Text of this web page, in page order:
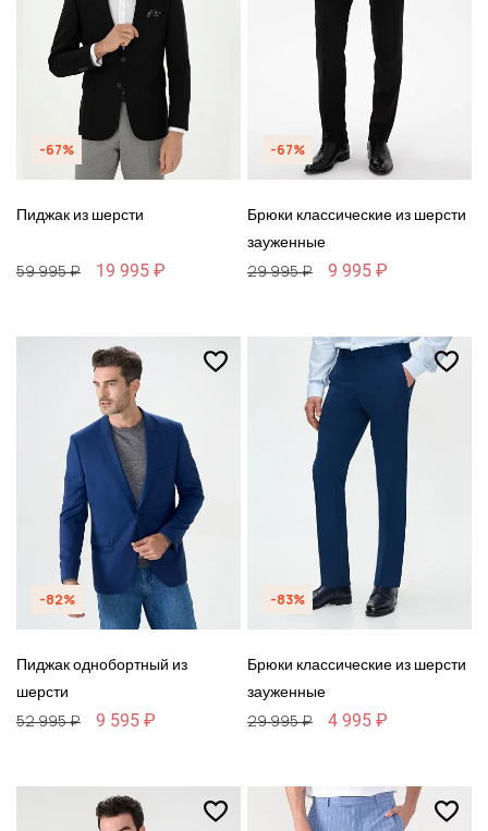
-67%
Пиджак из шерсти
59 995 ₽ 19 995 ₽
-67%
Брюки классические из шерсти
зауженные
29 995 ₽ 9 995 ₽
-82%
Пиджак однобортный из
шерсти
52 995 ₽ 9 595 ₽
-83%
Брюки классические из шерсти
зауженные
29 995 ₽ 4 995 ₽